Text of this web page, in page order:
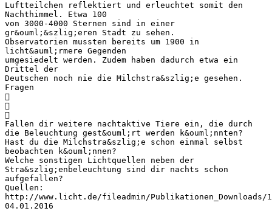
Luftteilchen reflektiert und erleuchtet somit den
Nachthimmel. Etwa 100
von 3000-4000 Sternen sind in einer
gr&ouml;&szlig;eren Stadt zu sehen.
Observatorien mussten bereits um 1900 in
licht&auml;rmere Gegenden
umgesiedelt werden. Zudem haben dadurch etwa ein
Drittel der
Deutschen noch nie die Milchstra&szlig;e gesehen.
Fragen



Fallen dir weitere nachtaktive Tiere ein, die durch
die Beleuchtung gest&ouml;rt werden k&ouml;nnten?
Hast du die Milchstra&szlig;e schon einmal selbst
beobachten k&ouml;nnen?
Welche sonstigen Lichtquellen neben der
Stra&szlig;enbeleuchtung sind dir nachts schon
aufgefallen?
Quellen:
http://www.licht.de/fileadmin/Publikationen_Downloads/
04.01.2016